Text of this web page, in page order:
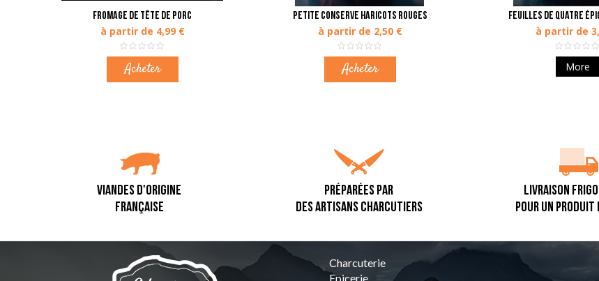
Fromage de tête de porc
à partir de 4,99 €
Acheter
Petite conserve Haricots rouges
à partir de 2,50 €
Acheter
Feuilles de quatre
à partir de
More
VIANDES D'ORIGINE
FRANÇAISE
PRÉPARÉES PAR
DES ARTISANS CHARCUTIERS
LIVRAISON
POUR UN PRODUIT
Charcuterie
Epicerie